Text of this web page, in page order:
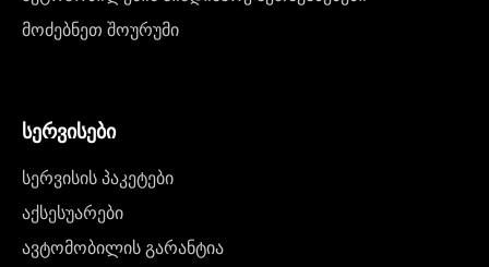
მოძებნეთ შოურუმი
სერვისები
სერვისის პაკეტები
აქსესუარები
ავტომობილის გარანტია